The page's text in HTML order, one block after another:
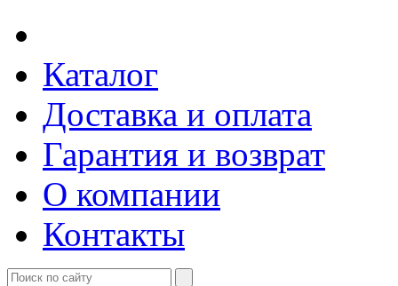
Каталог
Доставка и оплата
Гарантия и возврат
О компании
Контакты